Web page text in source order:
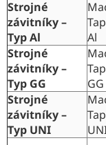
Strojné
závitníky –
Typ Al
Al
Strojné
závitníky –
Typ GG
GG
Strojné
závitníky –
Typ UNI